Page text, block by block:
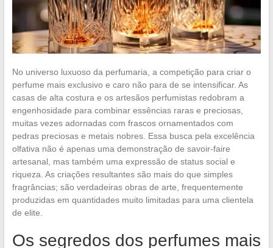
No universo luxuoso da perfumaria, a competição para criar o
perfume mais exclusivo e caro não para de se intensificar. As
casas de alta costura e os artesãos perfumistas redobram a
engenhosidade para combinar essências raras e preciosas,
muitas vezes adornadas com frascos ornamentados com
pedras preciosas e metais nobres. Essa busca pela excelência
olfativa não é apenas uma demonstração de savoir-faire
artesanal, mas também uma expressão de status social e
riqueza. As criações resultantes são mais do que simples
fragrâncias; são verdadeiras obras de arte, frequentemente
produzidas em quantidades muito limitadas para uma clientela
de elite.
Os segredos dos perfumes mais